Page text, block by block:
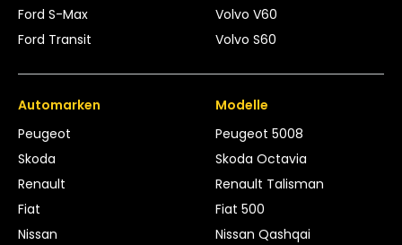
Ford S-Max
Ford Transit
Volvo V60
Volvo S60
Automarken
Peugeot
Skoda
Renault
Fiat
Nissan
Modelle
Peugeot 5008
Skoda Octavia
Renault Talisman
Fiat 500
Nissan Qashqai